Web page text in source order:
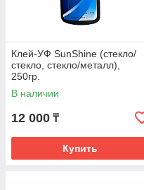
Клей-УФ SunShine (стекло/
стекло, стекло/металл),
250гр.
В наличии
12 000 ₸
Купить